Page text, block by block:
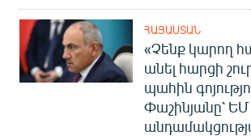
ՀԱՅԱՍՏԱՆ
«Չենք կարող
անել հարցի
պահին
Փաշինյանը՝ ԵՄ